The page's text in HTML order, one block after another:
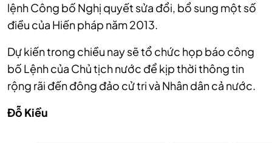
lệnh Công bố Nghị quyết sửa đổi, bổ sung một số
điều của Hiến pháp năm 2013.
Dự kiến trong chiều nay sẽ tổ chức họp báo công
bố Lệnh của Chủ tịch nước để kịp thời thông tin
rộng rãi đến đông đảo cử tri và Nhân dân cả nước.
Đỗ Kiều